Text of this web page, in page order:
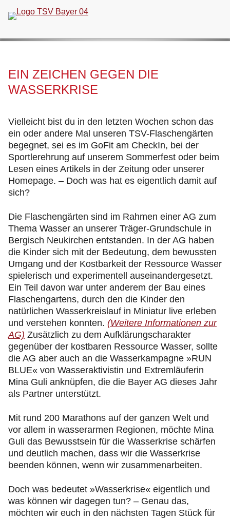
überspringen
EIN ZEICHEN GEGEN DIE
WASSERKRISE
Vielleicht bist du in den letzten Wochen schon das
ein oder andere Mal unseren TSV-Flaschengärten
begegnet, sei es im GoFit am CheckIn, bei der
Sportlerehrung auf unserem Sommerfest oder beim
Lesen eines Artikels in der Zeitung oder unserer
Homepage. – Doch was hat es eigentlich damit auf
sich?
Die Flaschengärten sind im Rahmen einer AG zum
Thema Wasser an unserer Träger-Grundschule in
Bergisch Neukirchen entstanden. In der AG haben
die Kinder sich mit der Bedeutung, dem bewussten
Umgang und der Kostbarkeit der Ressource Wasser
spielerisch und experimentell auseinandergesetzt.
Ein Teil davon war unter anderem der Bau eines
Flaschengartens, durch den die Kinder den
natürlichen Wasserkreislauf in Miniatur live erleben
und verstehen konnten. (Weitere Informationen zur
AG) Zusätzlich zu dem Aufklärungscharakter
gegenüber der kostbaren Ressource Wasser, sollte
die AG aber auch an die Wasserkampagne »RUN
BLUE« von Wasseraktivistin und Extremläuferin
Mina Guli anknüpfen, die die Bayer AG dieses Jahr
als Partner unterstützt.
Mit rund 200 Marathons auf der ganzen Welt und
vor allem in wasserarmen Regionen, möchte Mina
Guli das Bewusstsein für die Wasserkrise schärfen
und deutlich machen, dass wir die Wasserkrise
beenden können, wenn wir zusammenarbeiten.
Doch was bedeutet »Wasserkrise« eigentlich und
was können wir dagegen tun? – Genau das,
möchten wir euch in den nächsten Tagen Stück für